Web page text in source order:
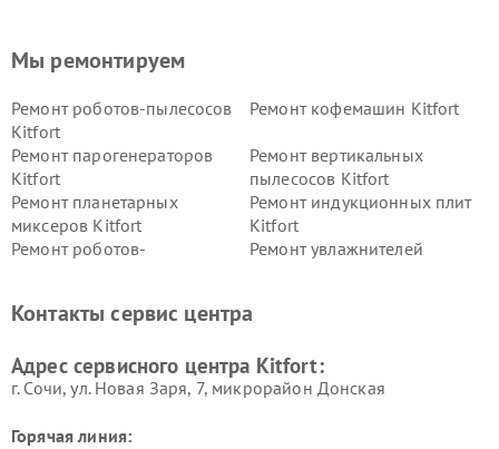
Мы ремонтируем
Ремонт роботов-пылесосов
Kitfort
Ремонт кофемашин Kitfort
Ремонт парогенераторов
Kitfort
Ремонт вертикальных
пылесосов Kitfort
Ремонт планетарных
миксеров Kitfort
Ремонт индукционных плит
Kitfort
Ремонт роботов-
Ремонт увлажнителей
Kitfort
Kitfort
Kitfort
Kitfort
Контакты сервис центра
Адрес сервисного центра Kitfort:
г. Сочи, ул. Новая Заря, 7, микрорайон Донская
Горячая линия: